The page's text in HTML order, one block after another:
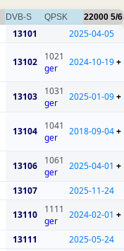
DVB-S QPSK 22000 5/6
13101
2025-04-05
13102
1021
ger
2024-10-19+
13103
1031
ger
2025-01-09+
13104
1041
ger
2018-09-04+
13106
1061
ger
2025-04-01 +
13107
2025-11-24
13110
1111
ger
2024-02-01 +
13111
2025-05-24